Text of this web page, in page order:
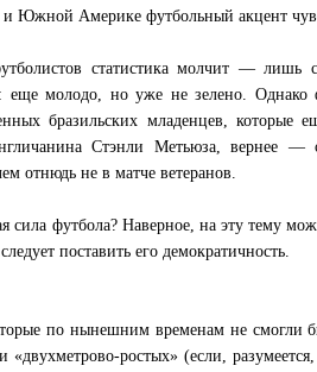
Южной Америке футбольный акцент
статистика молчит — лишь
еще молодо, но уже не зелено. Однако
бразильских младенцев, которые
Стэнли Метьюза, вернее —
отнюдь не в матче ветеранов.
сила футбола? Наверное, на эту тему
поставить его демократичность.
по нынешним временам не смогли
«двухметрово-ростых» (если,